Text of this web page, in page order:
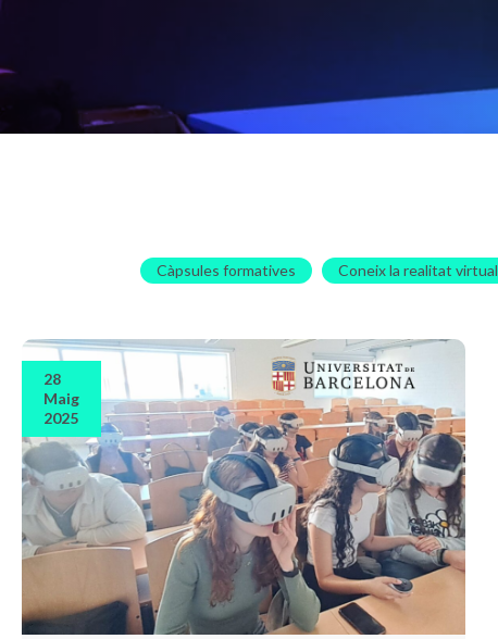
Càpsules formatives Coneix la realitat virtual
28
Maig
2025